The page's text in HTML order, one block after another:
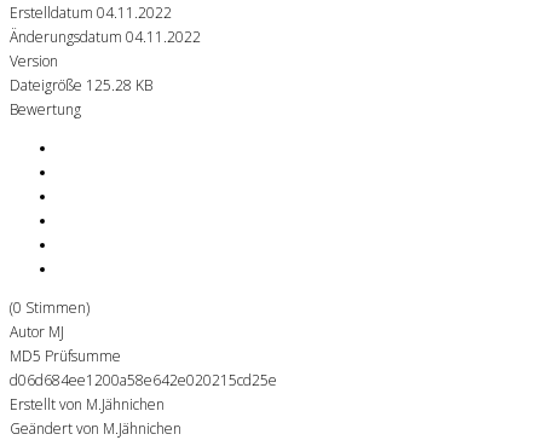
Erstelldatum 04.11.2022
Änderungsdatum 04.11.2022
Version
Dateigröße 125.28 KB
Bewertung
(0 Stimmen)
Autor MJ
MD5 Prüfsumme
d06d684ee1200a58e642e020215cd25e
Erstellt von M.Jähnichen
Geändert von M.Jähnichen